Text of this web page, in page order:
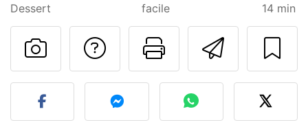
Dessert facile 14 min
Imprimer
Poser une
Publier votre photo de